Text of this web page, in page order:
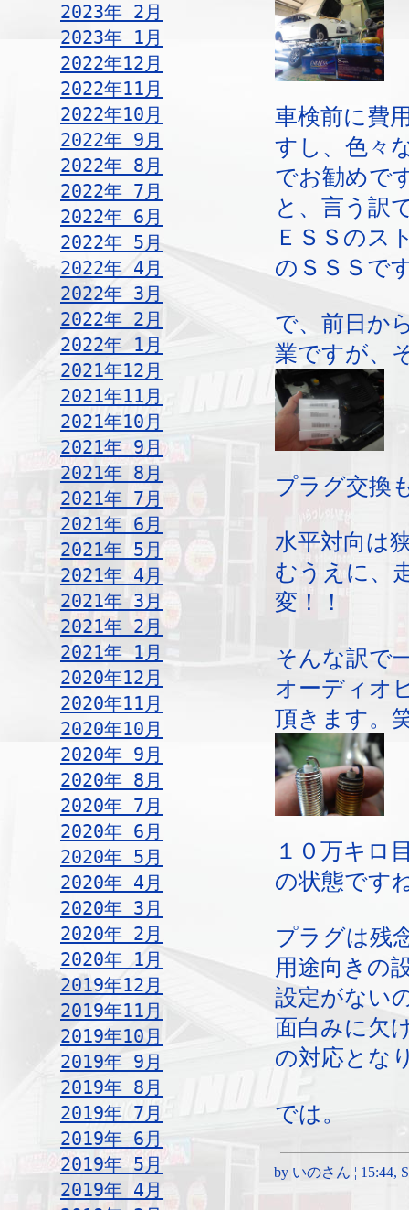
2023年 2月
2023年 1月
2022年12月
2022年11月
2022年10月
2022年 9月
2022年 8月
2022年 7月
2022年 6月
2022年 5月
2022年 4月
2022年 3月
2022年 2月
2022年 1月
2021年12月
2021年11月
2021年10月
2021年 9月
2021年 8月
2021年 7月
2021年 6月
2021年 5月
2021年 4月
2021年 3月
2021年 2月
2021年 1月
2020年12月
2020年11月
2020年10月
2020年 9月
2020年 8月
2020年 7月
2020年 6月
2020年 5月
2020年 4月
2020年 3月
2020年 2月
2020年 1月
2019年12月
2019年11月
2019年10月
2019年 9月
2019年 8月
2019年 7月
2019年 6月
2019年 5月
2019年 4月
車検前に費
すし、色々
でお勧めで
と、言う訳
ＥＳＳのス
のＳＳＳで
で、前日か
業ですが、
プラグ交換
水平対向は
むうえに、
変！！
そんな訳で
オーディオ
頂きます。
１０万キロ
の状態です
プラグは残
用途向きの
設定がない
面白みに欠
の対応とな
では。
by いのさん ¦ 15:44,